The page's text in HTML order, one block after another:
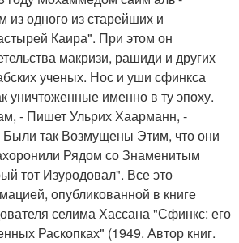
из одного из старейших и
Каира". При этом он
макризи, рашиди и других
ученых. Нос и уши сфинкса
уничтоженные именно в ту эпоху.
- Пишет Ульрих Хаарманн, -
так Возмущены Этим, что они
Рядом со Знаменитым
тот Изуродовал". Все это
опубликованной в книге
селима Хассана "Сфинкс: его
Раскопках" (1949. Автор книг.